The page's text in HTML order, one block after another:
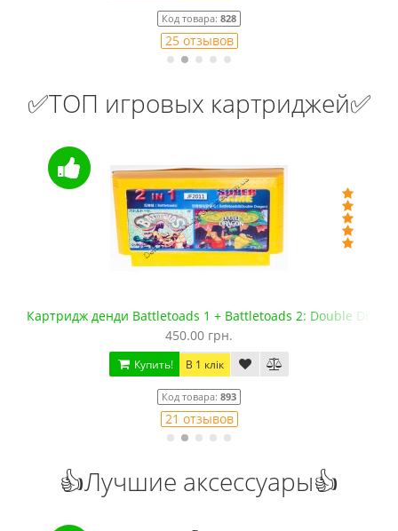
Код товара: 828
25 отзывов
✅ТОП игровых картриджей✅
Картридж денди Battletoads 1 + Battletoads 2: Double
450.00 грн.
Купить! В 1 клік
Код товара: 893
21 отзывов
👍Лучшие аксессуары👍